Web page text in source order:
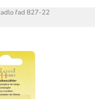
řad 827-22